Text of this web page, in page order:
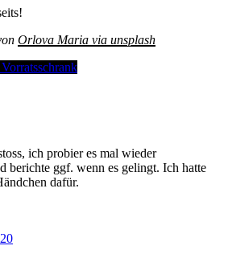
Orlova Maria via unsplash
ich probier es mal wieder
berichte ggf. wenn es gelingt. Ich hatte
dafür.